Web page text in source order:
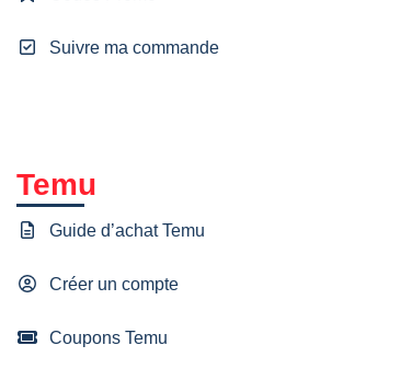
Suivre ma commande
Temu
Guide d’achat Temu
Créer un compte
Coupons Temu